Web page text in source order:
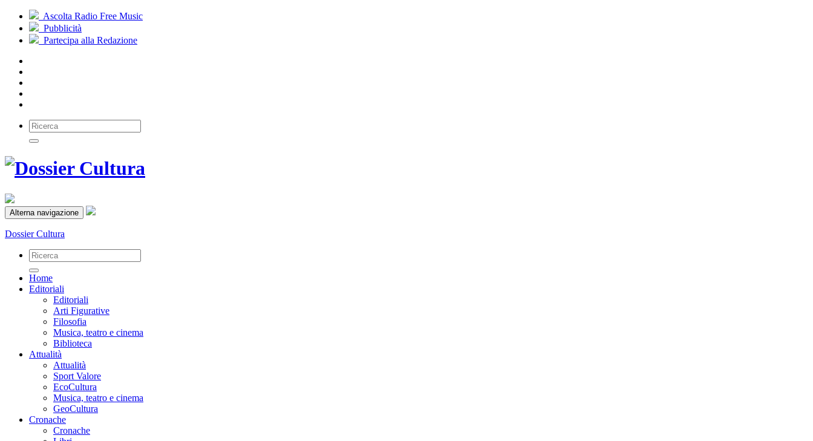
Ascolta Radio Free Music
Pubblicità
Partecipa alla Redazione
Alterna navigazione
Dossier Cultura
Home
Editoriali
Editoriali
Arti Figurative
Filosofia
Musica, teatro e cinema
Biblioteca
Attualità
Attualità
Sport Valore
EcoCultura
Musica, teatro e cinema
GeoCultura
Cronache
Cronache